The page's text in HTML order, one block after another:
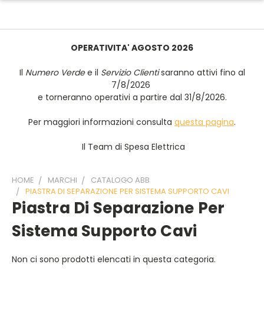
OPERATIVITA' AGOSTO 2026
Il Numero Verdee il Servizio Clientisaranno attivi fino al
7/8/2026
e torneranno operativi a partire dal 31/8/2026.
Per maggiori informazioni consulta questa pagina.
Il Team di Spesa Elettrica
HOME MARCHI
CATALOGO ABB
PIASTRA DI SEPARAZIONE PER SISTEMA SUPPORTO CAVI
Piastra Di Separazione Per
Sistema Supporto Cavi
Non ci sono prodotti elencati in questa categoria.